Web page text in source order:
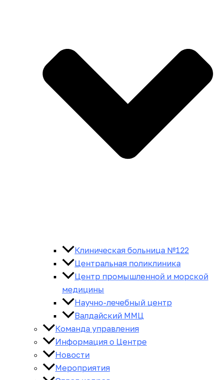
Клиническая больница №122
Центральная поликлиника
Центр промышленной и морской
медицины
Научно-лечебный центр
Валдайский ММЦ
Команда управления
Информация о Центре
Новости
Мероприятия